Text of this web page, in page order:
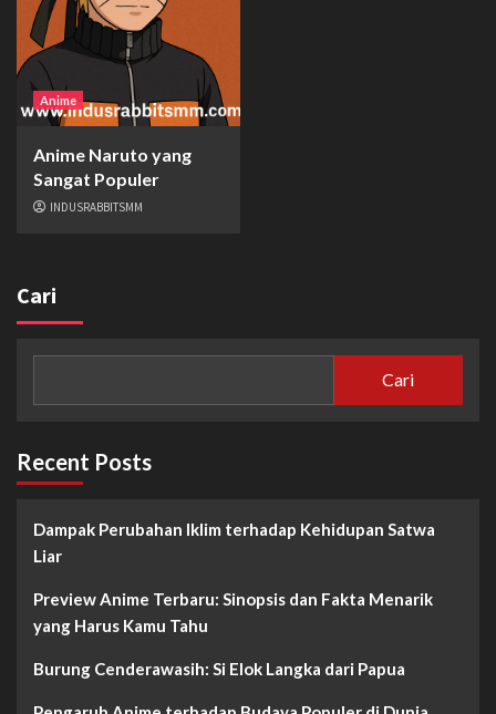
Anime
Anime Naruto yang
Sangat Populer
INDUSRABBITSMM
Cari
Cari
Recent Posts
Dampak Perubahan Iklim terhadap Kehidupan Satwa
Liar
Preview Anime Terbaru: Sinopsis dan Fakta Menarik
yang Harus Kamu Tahu
Burung Cenderawasih: Si Elok Langka dari Papua